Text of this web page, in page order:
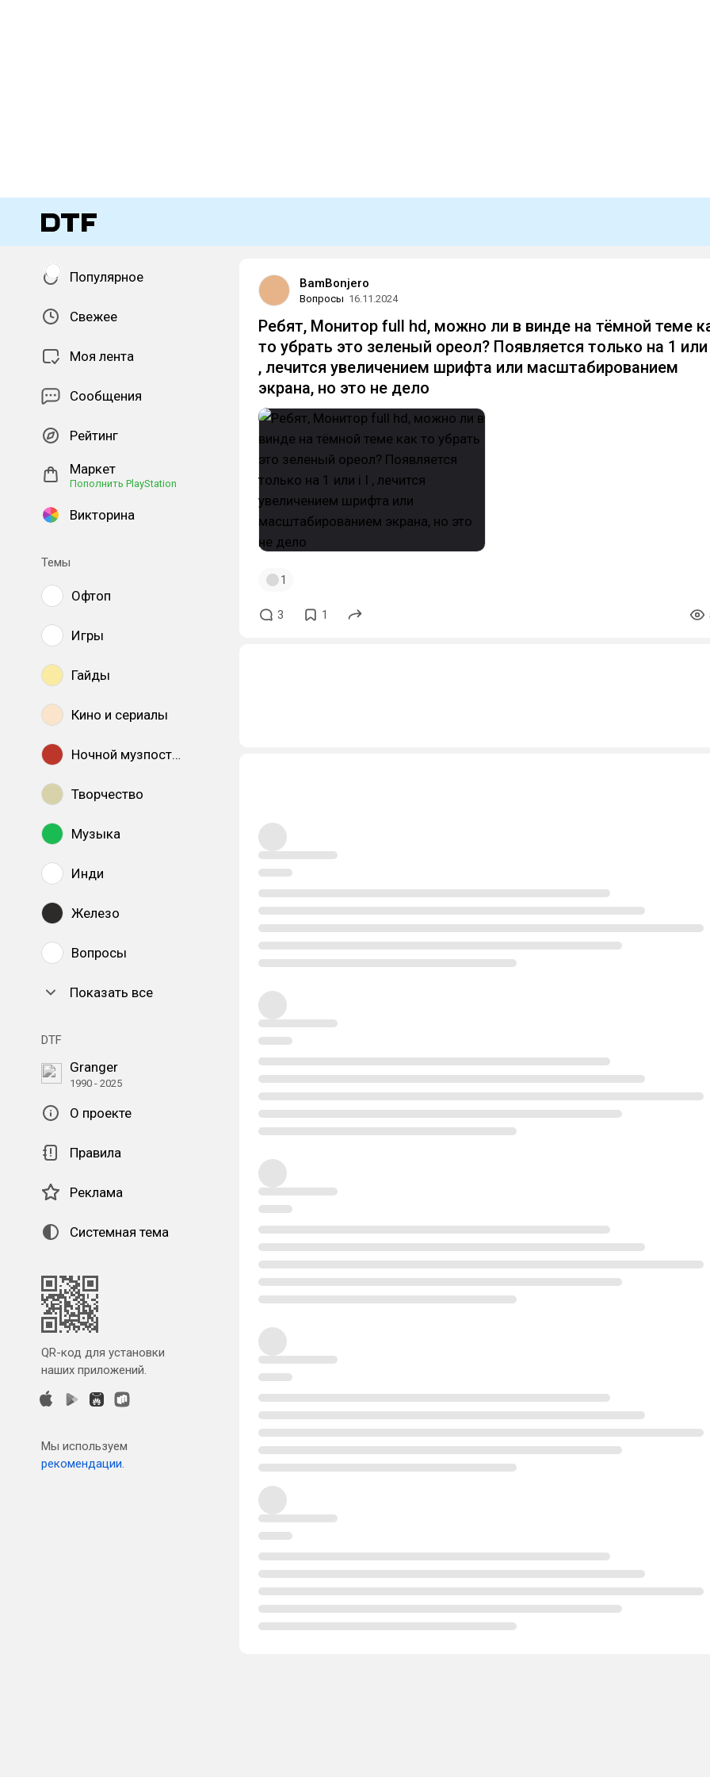
Популярное
Свежее
Моя лента
Сообщения
Рейтинг
Маркет
Пополнить PlayStation
Викторина
Темы
Офтоп
Игры
Гайды
Кино и сериалы
Ночной музпостинг
Творчество
Музыка
Инди
Железо
Вопросы
Показать все
DTF
Granger
1990 - 2025
О проекте
Правила
Реклама
Системная тема
QR-код для установки
наших приложений.
Мы используем
рекомендации.
BamBonjero
Вопросы 16.11.2024
Ребят, Монитор full hd, можно ли в винде на тёмной теме
то убрать это зеленый ореол? Появляется только на 1
, лечится увеличением шрифта или масштабированием
экрана, но это не дело
1
3 1